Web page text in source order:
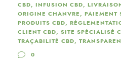
CBD, INFUSION CBD,
ORIGINE CHANVRE , PAIEMENT
PRODUITS CBD,
CLIENT CBD, SITE SPÉCIALISÉ
TRAÇABILITÉ CBD,
0